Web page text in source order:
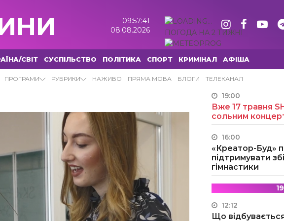
09:57:42
08.08.2026
ПОГОДА НА 2 ТИЖНІ
СВІТ СУСПІЛЬСТВО ПОЛІТИКА СПОРТ КРИМІНАЛ АФІША
ПРОГРАМИ РУБРИКИ НАЖИВО ПРЯМА МОВА БЛОГИ ТЕЛЕКАНАЛ
19:00
Вже 17 травня
сольним
16:00
«Креатор-Буд»
підтримувати
гімнастики
12:12
Що